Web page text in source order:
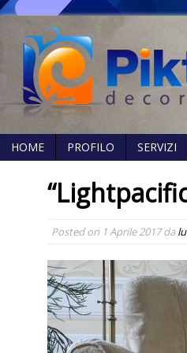
HOME PROFILO SERVIZI
Posted on 1 Aprile 2017da